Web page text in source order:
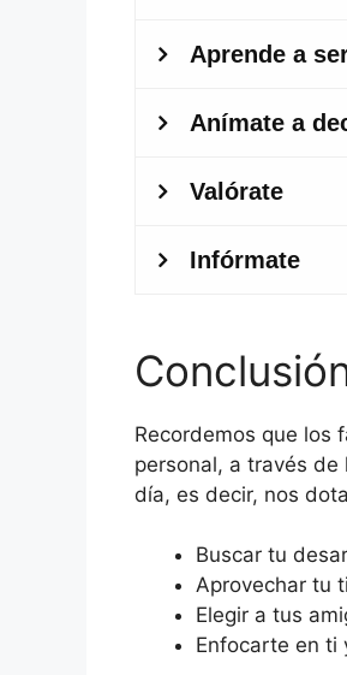
Recordemos que los
personal, a través
día, es decir, nos
Buscar tu
Aprovechar tu
Elegir a tus
Enfocarte en ti